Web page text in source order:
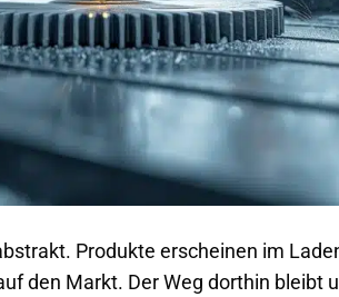
Produkte erscheinen im
den Markt. Der Weg dorthin bleibt